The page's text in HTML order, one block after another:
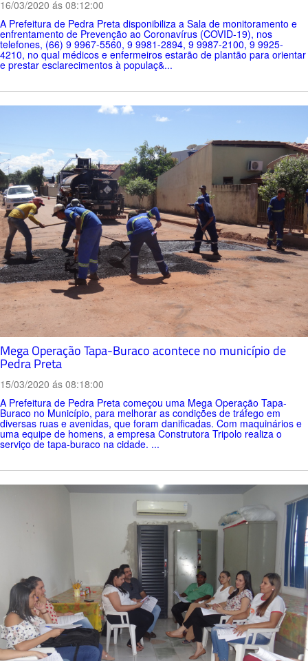
16/03/2020 ás 08:12:00
A Prefeitura de Pedra Preta disponibiliza a Sala de monitoramento e
enfrentamento de Prevenção ao Coronavírus (COVID-19), nos
telefones, (66) 9 9967-5560, 9 9981-2894, 9 9987-2100, 9 9925-
4210, no qual médicos e enfermeiros estarão de plantão para orientar
e prestar esclarecimentos à populaç&...
Mega Operação Tapa-Buraco acontece no município de
Pedra Preta
15/03/2020 ás 08:18:00
A Prefeitura de Pedra Preta começou uma Mega Operação Tapa-
Buraco no Município, para melhorar as condições de tráfego em
diversas ruas e avenidas, que foram danificadas. Com maquinários e
uma equipe de homens, a empresa Construtora Tripolo realiza o
serviço de tapa-buraco na cidade. ...